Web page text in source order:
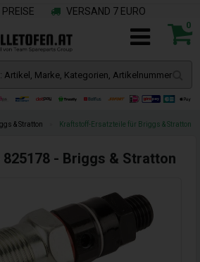
VERSAND 7 EURO
0
& Stratton Kraftstoff-Ersatzteile für Briggs & Stratton
- Briggs & Stratton